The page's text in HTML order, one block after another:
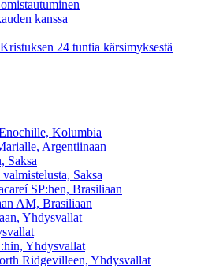
kanssa
24 tuntia kärsimyksestä
Kolumbia
Argentiinaan
Saksa
Saksa
SP:hen, Brasiliaan
AM, Brasiliaan
Yhdysvallat
Yhdysvallat
Ridgevilleen, Yhdysvallat